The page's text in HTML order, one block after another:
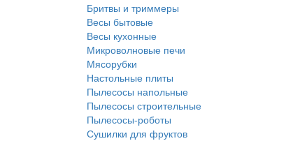
Бритвы и триммеры
Весы бытовые
Весы кухонные
Микроволновые печи
Мясорубки
Настольные плиты
Пылесосы напольные
Пылесосы строительные
Пылесосы-роботы
Сушилки для фруктов